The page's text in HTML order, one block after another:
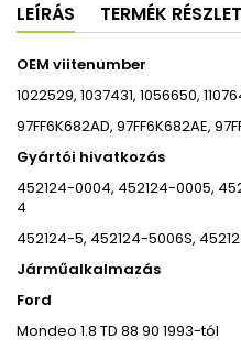
LEÍRÁS TERMÉK
OEM viitenumber
1022529, 1037431, 1056650,
97FF6K682AD, 97FF6K682AE,
Gyártói hivatkozás
452124-0004, 452124-0005,
4
452124-5, 452124-5006S,
Járműalkalmazás
Ford
Mondeo 1.8 TD 88 90 1993-tól